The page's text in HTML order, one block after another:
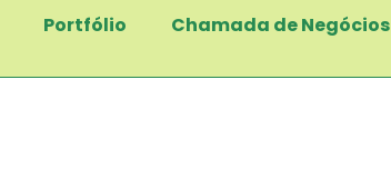
Portfólio Chamada de Negócios